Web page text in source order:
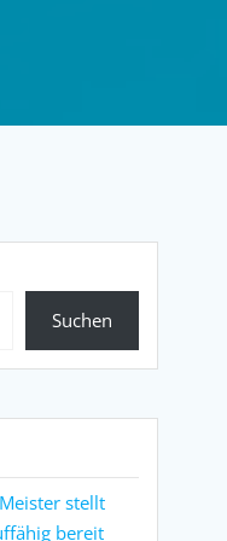
Suchen
stellt
bereit